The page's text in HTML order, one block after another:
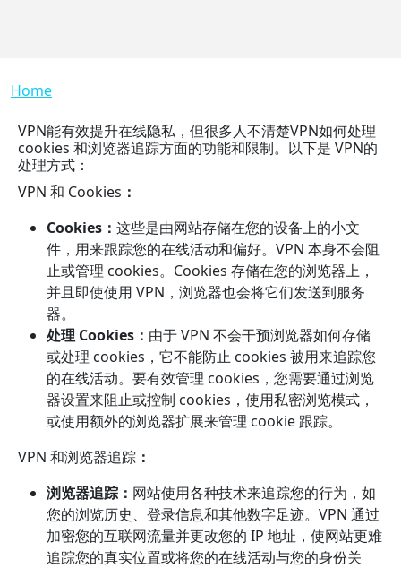
Breadcrumb
Home
VPN能有效提升在线隐私，但很多人不清楚VPN如何处理
cookies 和浏览器追踪方面的功能和限制。以下是 VPN的
处理方式：
VPN 和 Cookies ：
Cookies： 这些是由网站存储在您的设备上的小文
件，用来跟踪您的在线活动和偏好。VPN 本身不会阻
止或管理 cookies。Cookies 存储在您的浏览器上，
并且即使使用 VPN，浏览器也会将它们发送到服务
器。
处理 Cookies： 由于 VPN 不会干预浏览器如何存储
或处理 cookies，它不能防止 cookies 被用来追踪您
的在线活动。要有效管理 cookies，您需要通过浏览
器设置来阻止或控制 cookies，使用私密浏览模式，
或使用额外的浏览器扩展来管理 cookie 跟踪。
VPN 和浏览器追踪 ：
浏览器追踪： 网站使用各种技术来追踪您的行为，如
您的浏览历史、登录信息和其他数字足迹。VPN 通过
加密您的互联网流量并更改您的 IP 地址，使网站更难
追踪您的真实位置或将您的在线活动与您的身份关